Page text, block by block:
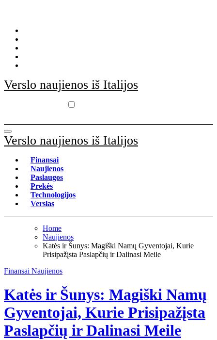
Verslo naujienos iš Italijos
Verslo naujienos iš Italijos
Finansai
Naujienos
Paslaugos
Prekės
Technologijos
Verslas
Home
Naujienos
Katės ir Šunys: Magiški Namų Gyventojai, Kurie
Prisipažįsta Paslapčių ir Dalinasi Meile
Finansai Naujienos
Katės ir Šunys: Magiški Namų
Gyventojai, Kurie Prisipažįsta
Paslapčių ir Dalinasi Meile